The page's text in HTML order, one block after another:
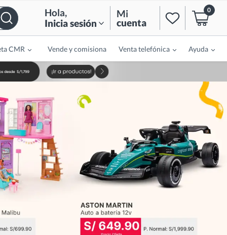
Hola,
Inicia sesión
Mi
cuenta
0
CMR Vende y comisiona Venta telefónica Ayuda